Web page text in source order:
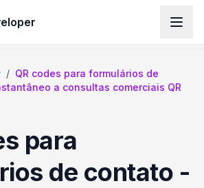
/ QR codes para formulários de
a consultas comerciais QR
para
de contato -